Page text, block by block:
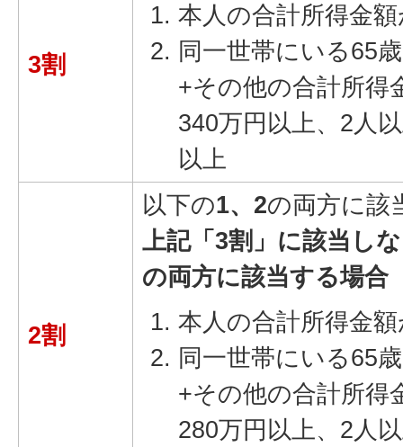
3割
本人の合計所得金
同一世帯にいる65
+その他の合計所得
340万円以上、2人
以上
2割
以下の1、2の両方に該
上記「3割」に該当し
の両方に該当する場合
本人の合計所得金
同一世帯にいる65
+その他の合計所得
280万円以上、2人